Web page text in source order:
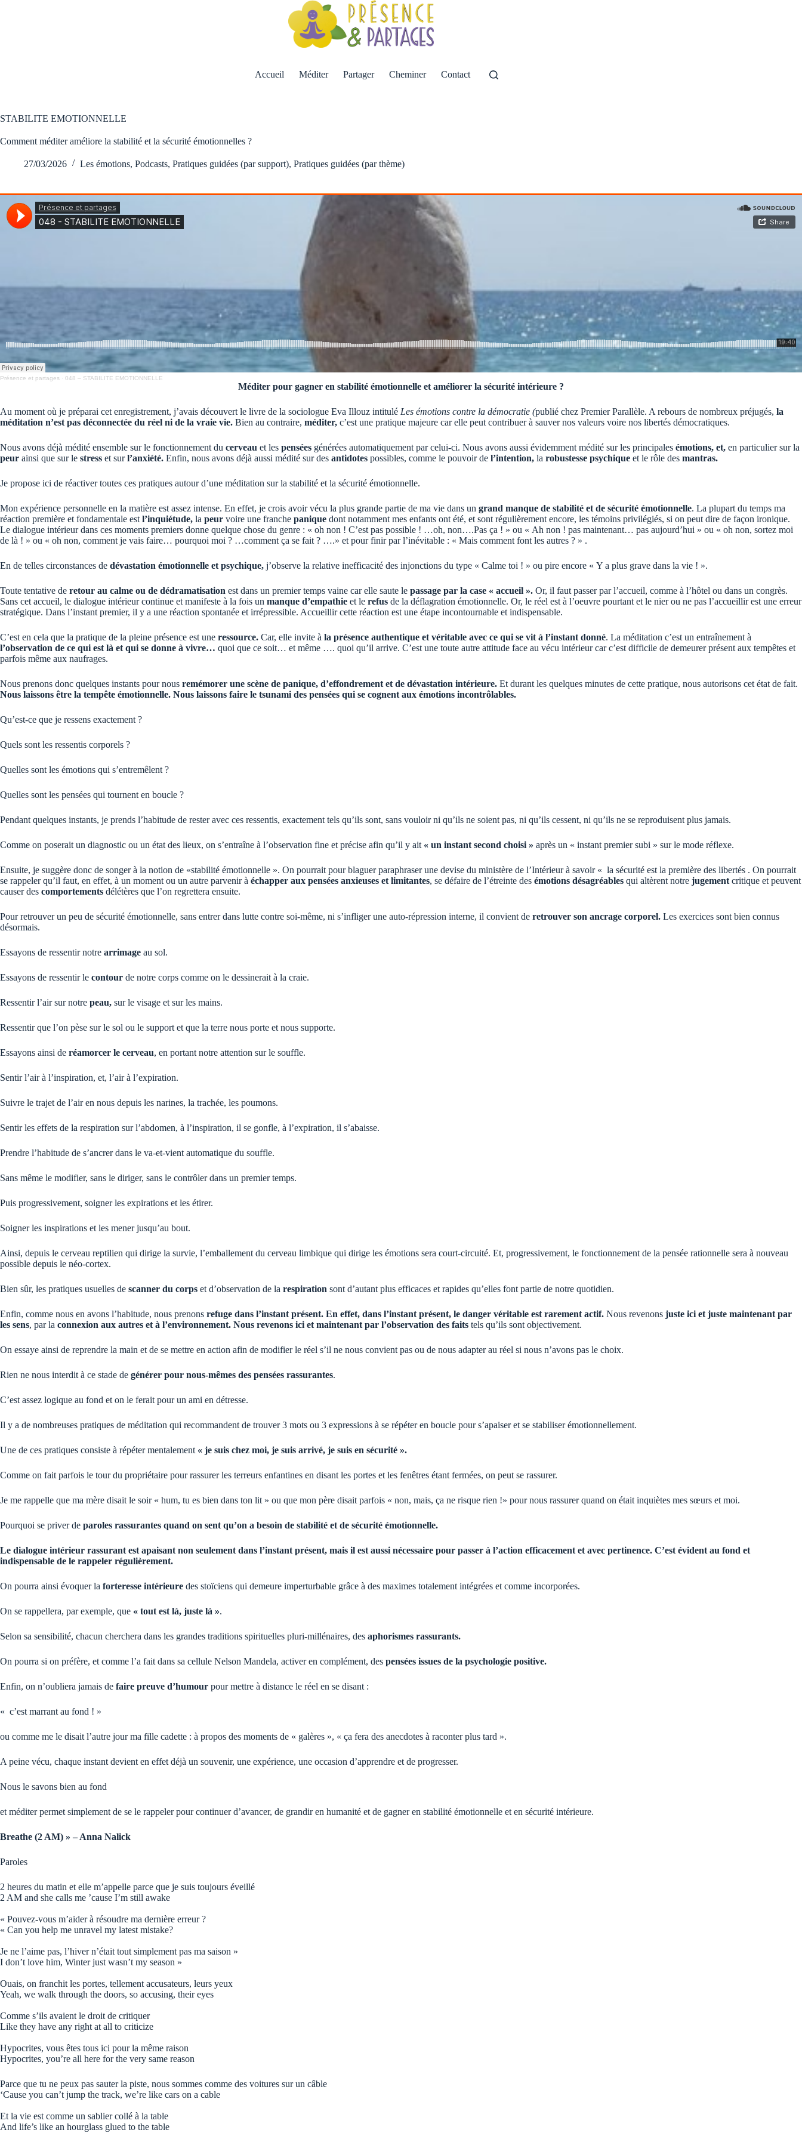
Accueil Méditer Partager Cheminer Contact
STABILITE EMOTIONNELLE
Comment méditer améliore la stabilité et la sécurité émotionnelles ?
27/03/2026 Les émotions, Podcasts, Pratiques guidées (par support), Pratiques guidées (par thème)
Présence et partages · 048 – STABILITE EMOTIONNELLE
Méditer pour gagner en stabilité émotionnelle et améliorer la sécurité intérieure ?
Au moment où je préparai cet enregistrement, j’avais découvert le livre de la sociologue Eva Illouz intitulé Les émotions contre la démocratie (publié chez Premier Parallèle. A rebours de nombreux préjugés, la
méditation n’est pas déconnectée du réel ni de la vraie vie. Bien au contraire, méditer, c’est une pratique majeure car elle peut contribuer à sauver nos valeurs voire nos libertés démocratiques.
Nous avons déjà médité ensemble sur le fonctionnement du cerveau et les pensées générées automatiquement par celui-ci. Nous avons aussi évidemment médité sur les principales émotions, et, en particulier sur la
peur ainsi que sur le stress et surl’anxiété. Enfin, nous avons déjà aussi médité sur des antidotes possibles, comme le pouvoir de l’intention, la robustesse psychique et le rôle des mantras.
Je propose ici de réactiver toutes ces pratiques autour d’une méditation sur la stabilité et la sécurité émotionnelle.
Mon expérience personnelle en la matière est assez intense. En effet, je crois avoir vécu la plus grande partie de ma vie dans un grand manque de stabilité et de sécurité émotionnelle. La plupart du temps ma
réaction première et fondamentale est l’inquiétude, la peur voire une franche panique dont notamment mes enfants ont été, et sont régulièrement encore, les témoins privilégiés, si on peut dire de façon ironique.
Le dialogue intérieur dans ces moments premiers donne quelque chose du genre : « oh non ! C’est pas possible ! …oh, non….Pas ça ! » ou « Ah non ! pas maintenant… pas aujourd’hui » ou « oh non, sortez moi
de là ! » ou « oh non, comment je vais faire… pourquoi moi ? …comment ça se fait ? ….» et pour finir par l’inévitable : « Mais comment font les autres ? » .
En de telles circonstances de dévastation émotionnelle et psychique, j’observe la relative inefficacité des injonctions du type « Calme toi ! » ou pire encore « Y a plus grave dans la vie ! ».
Toute tentative de retour au calme ou de dédramatisation est dans un premier temps vaine car elle saute le passage par la case « accueil ». Or, il faut passer par l’accueil, comme à l’hôtel ou dans un congrès.
Sans cet accueil, le dialogue intérieur continue et manifeste à la fois un manque d’empathie et le refus de la déflagration émotionnelle. Or, le réel est à l’oeuvre pourtant et le nier ou ne pas l’accueillir est une erreur
stratégique. Dans l’instant premier, il y a une réaction spontanée et irrépressible. Accueillir cette réaction est une étape incontournable et indispensable.
C’est en cela que la pratique de la pleine présence est une ressource. Car, elle invite à la présence authentique et véritable avec ce qui se vit à l’instant donné. La méditation c’est un entraînement à
l’observation de ce qui est là et qui se donne à vivre… quoi que ce soit… et même …. quoi qu’il arrive. C’est une toute autre attitude face au vécu intérieur car c’est difficile de demeurer présent aux tempêtes et
parfois même aux naufrages.
Nous prenons donc quelques instants pour nous remémorer une scène de panique, d’effondrement et de dévastation intérieure. Et durant les quelques minutes de cette pratique, nous autorisons cet état de fait.
Nous laissons être la tempête émotionnelle. Nous laissons faire le tsunami des pensées qui se cognent aux émotions incontrôlables.
Qu’est-ce que je ressens exactement ?
Quels sont les ressentis corporels ?
Quelles sont les émotions qui s’entremêlent ?
Quelles sont les pensées qui tournent en boucle ?
Pendant quelques instants, je prends l’habitude de rester avec ces ressentis, exactement tels qu’ils sont, sans vouloir ni qu’ils ne soient pas, ni qu’ils cessent, ni qu’ils ne se reproduisent plus jamais.
Comme on poserait un diagnostic ou un état des lieux, on s’entraîne à l’observation fine et précise afin qu’il y ait « un instant second choisi » après un « instant premier subi » sur le mode réflexe.
Ensuite, je suggère donc de songer à la notion de «stabilité émotionnelle ». On pourrait pour blaguer paraphraser une devise du ministère de l’Intérieur à savoir « la sécurité est la première des libertés . On pourrait
se rappeler qu’il faut, en effet, à un moment ou un autre parvenir à échapper aux pensées anxieuses et limitantes, se défaire de l’étreinte des émotions désagréables qui altèrent notre jugement critique et peuvent
causer des comportements délétères que l’on regrettera ensuite.
Pour retrouver un peu de sécurité émotionnelle, sans entrer dans lutte contre soi-même, ni s’infliger une auto-répression interne, il convient de retrouver son ancrage corporel. Les exercices sont bien connus
désormais.
Essayons de ressentir notre arrimage au sol.
Essayons de ressentir le contour de notre corps comme on le dessinerait à la craie.
Ressentir l’air sur notre peau, sur le visage et sur les mains.
Ressentir que l’on pèse sur le sol ou le support et que la terre nous porte et nous supporte.
Essayons ainsi de réamorcer le cerveau, en portant notre attention sur le souffle.
Sentir l’air à l’inspiration, et, l’air à l’expiration.
Suivre le trajet de l’air en nous depuis les narines, la trachée, les poumons.
Sentir les effets de la respiration sur l’abdomen, à l’inspiration, il se gonfle, à l’expiration, il s’abaisse.
Prendre l’habitude de s’ancrer dans le va-et-vient automatique du souffle.
Sans même le modifier, sans le diriger, sans le contrôler dans un premier temps.
Puis progressivement, soigner les expirations et les étirer.
Soigner les inspirations et les mener jusqu’au bout.
Ainsi, depuis le cerveau reptilien qui dirige la survie, l’emballement du cerveau limbique qui dirige les émotions sera court-circuité. Et, progressivement, le fonctionnement de la pensée rationnelle sera à nouveau
possible depuis le néo-cortex.
Bien sûr, les pratiques usuelles de scanner du corps et d’observation de la respiration sont d’autant plus efficaces et rapides qu’elles font partie de notre quotidien.
Enfin, comme nous en avons l’habitude, nous prenons refuge dans l’instant présent. En effet, dans l’instant présent, le danger véritable est rarement actif. Nous revenons juste ici et juste maintenant par
les sens, par la connexion aux autres et à l’environnement. Nous revenons ici et maintenant par l’observation des faits tels qu’ils sont objectivement.
On essaye ainsi de reprendre la main et de se mettre en action afin de modifier le réel s’il ne nous convient pas ou de nous adapter au réel si nous n’avons pas le choix.
Rien ne nous interdit à ce stade de générer pour nous-mêmes des pensées rassurantes.
C’est assez logique au fond et on le ferait pour un ami en détresse.
Il y a de nombreuses pratiques de méditation qui recommandent de trouver 3 mots ou 3 expressions à se répéter en boucle pour s’apaiser et se stabiliser émotionnellement.
Une de ces pratiques consiste à répéter mentalement « je suis chez moi, je suis arrivé, je suis en sécurité ».
Comme on fait parfois le tour du propriétaire pour rassurer les terreurs enfantines en disant les portes et les fenêtres étant fermées, on peut se rassurer.
Je me rappelle que ma mère disait le soir « hum, tu es bien dans ton lit » ou que mon père disait parfois « non, mais, ça ne risque rien !» pour nous rassurer quand on était inquiètes mes sœurs et moi.
Pourquoi se priver de paroles rassurantes quand on sent qu’on a besoin de stabilité et de sécurité émotionnelle.
Le dialogue intérieur rassurant est apaisant non seulement dans l’instant présent, mais il est aussi nécessaire pour passer à l’action efficacement et avec pertinence. C’est évident au fond et
indispensable de le rappeler régulièrement.
On pourra ainsi évoquer la forteresse intérieure des stoïciens qui demeure imperturbable grâce à des maximes totalement intégrées et comme incorporées.
On se rappellera, par exemple, que « tout est là, juste là ».
Selon sa sensibilité, chacun cherchera dans les grandes traditions spirituelles pluri-millénaires, des aphorismes rassurants.
On pourra si on préfère, et comme l’a fait dans sa cellule Nelson Mandela, activer en complément, des pensées issues de la psychologie positive.
Enfin, on n’oubliera jamais de faire preuve d’humour pour mettre à distance le réel en se disant :
« c’est marrant au fond ! »
ou comme me le disait l’autre jour ma fille cadette : à propos des moments de « galères », « ça fera des anecdotes à raconter plus tard ».
A peine vécu, chaque instant devient en effet déjà un souvenir, une expérience, une occasion d’apprendre et de progresser.
Nous le savons bien au fond
et méditer permet simplement de se le rappeler pour continuer d’avancer, de grandir en humanité et de gagner en stabilité émotionnelle et en sécurité intérieure.
Breathe (2 AM) » – Anna Nalick
Paroles
2 heures du matin et elle m’appelle parce que je suis toujours éveillé
2 AM and she calls me ’cause I’m still awake
« Pouvez-vous m’aider à résoudre ma dernière erreur ?
« Can you help me unravel my latest mistake?
Je ne l’aime pas, l’hiver n’était tout simplement pas ma saison »
I don’t love him, Winter just wasn’t my season »
Ouais, on franchit les portes, tellement accusateurs, leurs yeux
Yeah, we walk through the doors, so accusing, their eyes
Comme s’ils avaient le droit de critiquer
Like they have any right at all to criticize
Hypocrites, vous êtes tous ici pour la même raison
Hypocrites, you’re all here for the very same reason
Parce que tu ne peux pas sauter la piste, nous sommes comme des voitures sur un câble
‘Cause you can’t jump the track, we’re like cars on a cable
Et la vie est comme un sablier collé à la table
And life’s like an hourglass glued to the table